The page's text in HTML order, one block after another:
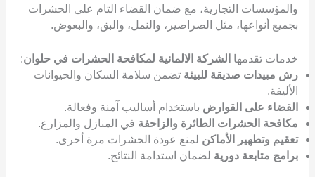
والمؤسسات التجارية، مع ضمان القضاء التام على الحشرات
بجميع أنواعها، مثل الصراصير، والنمل، والبق، والبعوض.
خدمات تقدمها الشركة الالمانية لمكافحة الحشرات في حلوان:
رش مبيدات صديقة للبيئة تضمن سلامة السكان والحيوانات
الأليفة.
القضاء على القوارض باستخدام أساليب آمنة وفعالة.
مكافحة الحشرات الطائرة والزاحفة في المنازل والمزارع.
تعقيم وتطهير الأماكن لمنع عودة الحشرات مرة أخرى.
برامج متابعة دورية لضمان استدامة النتائج.